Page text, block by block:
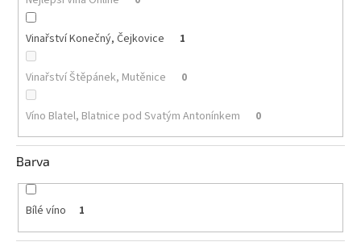
nabídka
Poslední
láhve
skladem
vína
Vína
podle
Vinařství Konečný, Čejkovice 1
Vinařství Štěpánek, Mutěnice 0
Víno Blatel, Blatnice pod Svatým Antonínkem 0
Barva
Bílé víno 1